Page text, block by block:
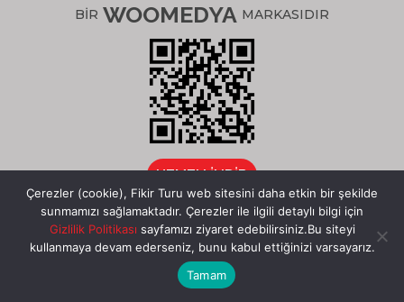
BİR WOOMEDYA MARKASIDIR
HEMEN İNDİR
Çerezler (cookie), Fikir Turu web sitesini daha etkin bir şekilde
sunmamızı sağlamaktadır. Çerezler ile ilgili detaylı bilgi için
Gizlilik Politikası sayfamızı ziyaret edebilirsiniz.Bu siteyi
kullanmaya devam ederseniz, bunu kabul ettiğinizi varsayarız.
Tamam